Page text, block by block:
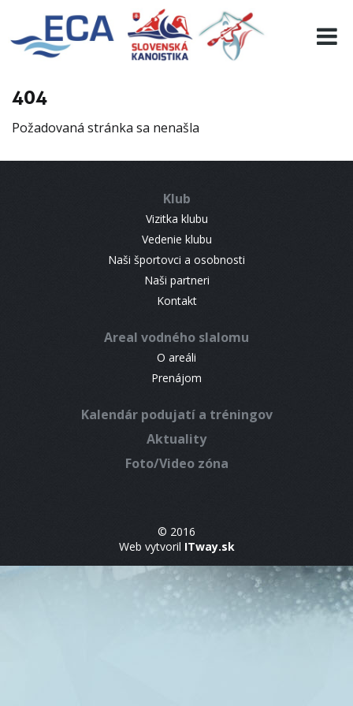
404
Požadovaná stránka sa nenašla
Klub
Vizitka klubu
Vedenie klubu
Naši športovci a osobnosti
Naši partneri
Kontakt
Areal vodného slalomu
O areáli
Prenájom
Kalendár podujatí a tréningov
Aktuality
Foto/Video zóna
© 2016
Web vytvoril ITway.sk
EURO 19
INFO
RESULTS
CONTACT